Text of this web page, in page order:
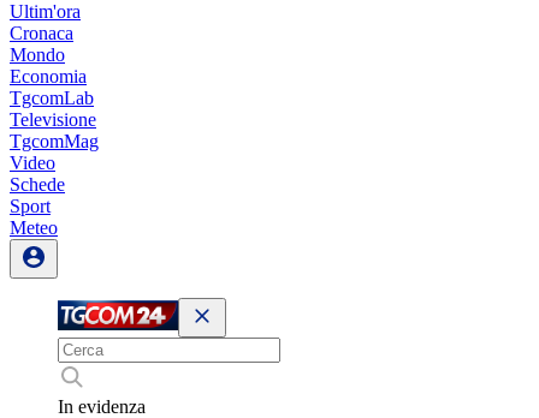
Ultim'ora
Cronaca
Mondo
Economia
TgcomLab
Televisione
TgcomMag
Video
Schede
Sport
Meteo
In evidenza